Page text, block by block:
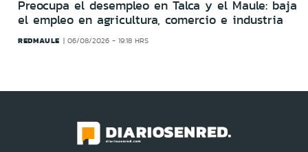
Preocupa el desempleo en Talca y el Maule: baja
el empleo en agricultura, comercio e industria
REDMAULE 06/08/2026 - 19:18 HRS